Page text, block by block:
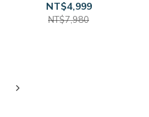
NT$4,999
NT$7,980